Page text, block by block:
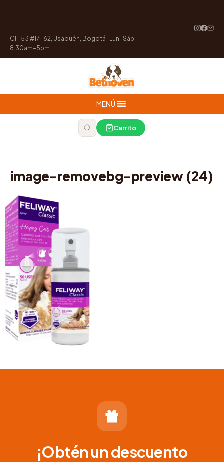
Cl. 153 #17-62, Usaquén, Bogotá · Lun–Sáb
8:30am–5pm
MENÚ
Carrito
image-removebg-preview (24)
¡Obtén un descuento